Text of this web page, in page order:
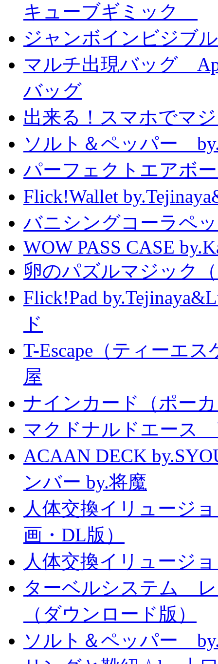
キューブギミック
ジャンボインビジブ
マルチ出現バッグ
バッグ
出来る！スマホでマ
ソルト＆ペッパー
パーフェクトエアボ
Flick!Wallet
バニシングコーラペ
WOW PASS CASE
卵のパズルマジック
Flick!Pad
ド
T-Escape（ティーエ
屋
ナインカード（ポー
マクドナルドエース
ACAAN DECK
ンバー by.将魔
人体交換イリュージ
画・DL版）
人体交換イリュージ
ターベルシステム
（ダウンロード版）
ソルト＆ペッパー